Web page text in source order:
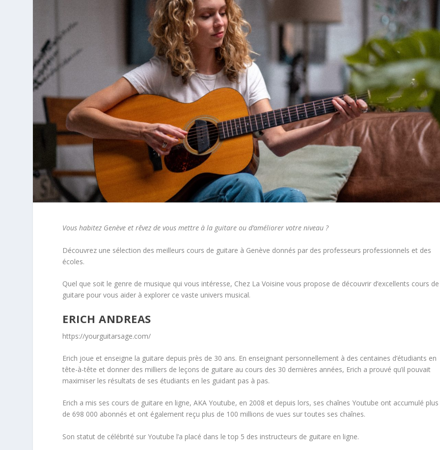
Vous habitez Genève et rêvez de vous mettre à la guitare ou d’améliorer votre niveau ?
Découvrez une sélection des meilleurs cours de guitare à Genève donnés par des professeurs professionnels et des
écoles.
Quel que soit le genre de musique qui vous intéresse, Chez La Voisine vous propose de découvrir d’excellents cours de
guitare pour vous aider à explorer ce vaste univers musical.
ERICH ANDREAS
https://yourguitarsage.com/
Erich joue et enseigne la guitare depuis près de 30 ans. En enseignant personnellement à des centaines d’étudiants en
tête-à-tête et donner des milliers de leçons de guitare au cours des 30 dernières années, Erich a prouvé qu’il pouvait
maximiser les résultats de ses étudiants en les guidant pas à pas.
Erich a mis ses cours de guitare en ligne, AKA Youtube, en 2008 et depuis lors, ses chaînes Youtube ont accumulé plus
de 698 000 abonnés et ont également reçu plus de 100 millions de vues sur toutes ses chaînes.
Son statut de célébrité sur Youtube l’a placé dans le top 5 des instructeurs de guitare en ligne.